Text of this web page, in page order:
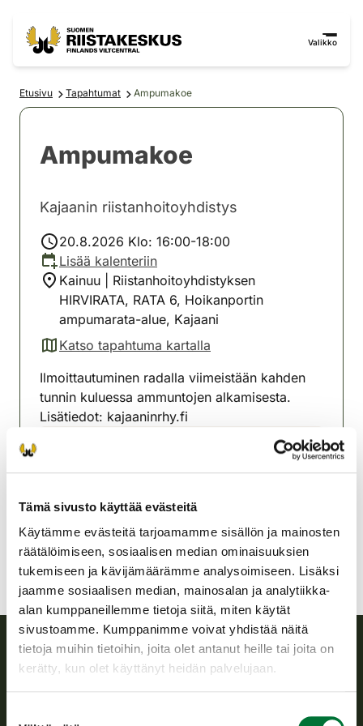
Tämä sivusto käyttää evästeitä
Käytämme evästeitä tarjoamamme sisällön ja mainosten
räätälöimiseen, sosiaalisen median ominaisuuksien
tukemiseen ja kävijämäärämme analysoimiseen. Lisäksi
jaamme sosiaalisen median, mainosalan ja analytiikka-
alan kumppaneillemme tietoja siitä, miten käytät
sivustoamme. Kumppanimme voivat yhdistää näitä
tietoja muihin tietoihin, joita olet antanut heille tai joita on
kerätty, kun olet käyttänyt heidän palvelujaan.
Valikko
Etusivu Tapahtumat Ampumakoe
Ampumakoe
Kajaanin riistanhoitoyhdistys
20.8.2026 Klo: 16:00-18:00
Lisää kalenteriin
Kainuu | Riistanhoitoyhdistyksen
HIRVIRATA, RATA 6, Hoikanportin
ampumarata-alue, Kajaani
Katso tapahtuma kartalla
(avautuu uuteen välilehteen)
Ilmoittautuminen radalla viimeistään kahden
tunnin kuluessa ammuntojen alkamisesta.
Lisätiedot: kajaaninrhy.fi
Kainuu
kajaani@rhy.riista.fi
Suomen riistakeskus